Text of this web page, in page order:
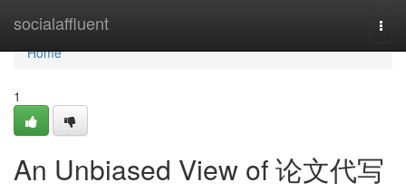
socialaffluent
Home
Home
1
An Unbiased View of 论文代写